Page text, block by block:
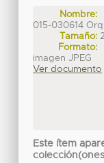
Nombre:
015-030614
Tamaño:
Formato:
imagen JPEG
Ver documento
Este ítem